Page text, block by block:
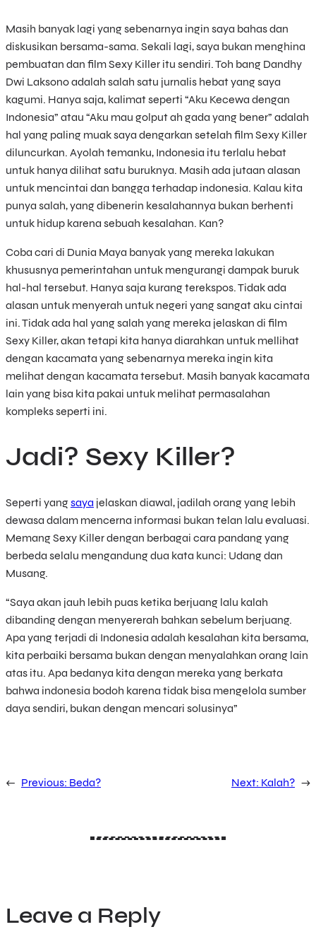
Masih banyak lagi yang sebenarnya ingin saya bahas dan
diskusikan bersama-sama. Sekali lagi, saya bukan menghina
pembuatan dan film Sexy Killer itu sendiri. Toh bang Dandhy
Dwi Laksono adalah salah satu jurnalis hebat yang saya
kagumi. Hanya saja, kalimat seperti “Aku Kecewa dengan
Indonesia” atau “Aku mau golput ah gada yang bener” adalah
hal yang paling muak saya dengarkan setelah film Sexy Killer
diluncurkan. Ayolah temanku, Indonesia itu terlalu hebat
untuk hanya dilihat satu buruknya. Masih ada jutaan alasan
untuk mencintai dan bangga terhadap indonesia. Kalau kita
punya salah, yang dibenerin kesalahannya bukan berhenti
untuk hidup karena sebuah kesalahan. Kan?
Coba cari di Dunia Maya banyak yang mereka lakukan
khususnya pemerintahan untuk mengurangi dampak buruk
hal-hal tersebut. Hanya saja kurang terekspos. Tidak ada
alasan untuk menyerah untuk negeri yang sangat aku cintai
ini. Tidak ada hal yang salah yang mereka jelaskan di film
Sexy Killer, akan tetapi kita hanya diarahkan untuk mellihat
dengan kacamata yang sebenarnya mereka ingin kita
melihat dengan kacamata tersebut. Masih banyak kacamata
lain yang bisa kita pakai untuk melihat permasalahan
kompleks seperti ini.
Jadi? Sexy Killer?
Seperti yangsaya jelaskan diawal, jadilah orang yang lebih
dewasa dalam mencerna informasi bukan telan lalu evaluasi.
Memang Sexy Killer dengan berbagai cara pandang yang
berbeda selalu mengandung dua kata kunci: Udang dan
Musang.
“Saya akan jauh lebih puas ketika berjuang lalu kalah
dibanding dengan menyererah bahkan sebelum berjuang.
Apa yang terjadi di Indonesia adalah kesalahan kita bersama,
kita perbaiki bersama bukan dengan menyalahkan orang lain
atas itu. Apa bedanya kita dengan mereka yang berkata
bahwa indonesia bodoh karena tidak bisa mengelola sumber
daya sendiri, bukan dengan mencari solusinya”
← Previous: Beda? Next: Kalah? →
Leave a Reply